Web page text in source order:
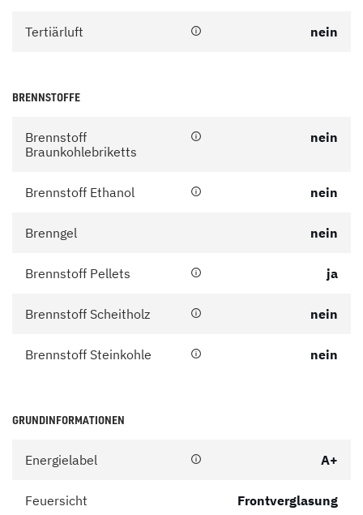
Tertiärluft nein
BRENNSTOFFE
Brennstoff
Braunkohlebriketts
nein
Brennstoff Ethanol nein
Brenngel nein
Brennstoff Pellets ja
Brennstoff Scheitholz nein
Brennstoff Steinkohle nein
GRUNDINFORMATIONEN
Energielabel A+
Feuersicht Frontverglasung